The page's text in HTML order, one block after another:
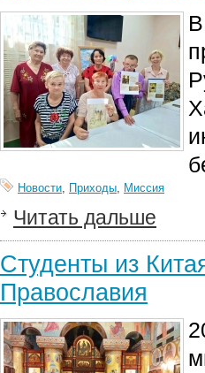
Новости, Приходы, Миссия
Читать дальше
Студенты из
Православия